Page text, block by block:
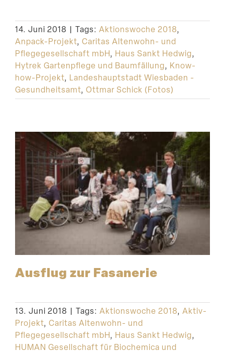
14. Juni 2018 | Tags: Aktionswoche 2018,
Anpack-Projekt, Caritas Altenwohn- und
Pflegegesellschaft mbH, Haus Sankt Hedwig,
Hytrek Gartenpflege und Baumfällung, Know-
how-Projekt, Landeshauptstadt Wiesbaden -
Gesundheitsamt, Ottmar Schick (Fotos)
Ausflug zur Fasanerie
13. Juni 2018 | Tags: Aktionswoche 2018, Aktiv-
Projekt, Caritas Altenwohn- und
Pflegegesellschaft mbH, Haus Sankt Hedwig,
HUMAN Gesellschaft für Biochemica und